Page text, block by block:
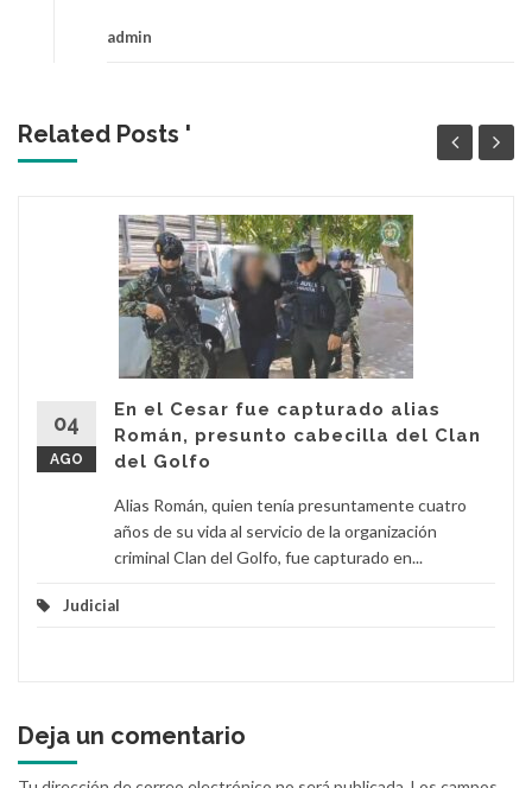
admin
Related Posts '
04
AGO
En el Cesar fue capturado alias
Román, presunto cabecilla del Clan
del Golfo
Alias Román, quien tenía presuntamente cuatro
años de su vida al servicio de la organización
criminal Clan del Golfo, fue capturado en...
Judicial
Deja un comentario